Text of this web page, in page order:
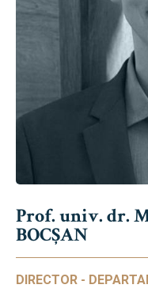
Prof. univ. dr.
BOCȘAN
DIRECTOR -